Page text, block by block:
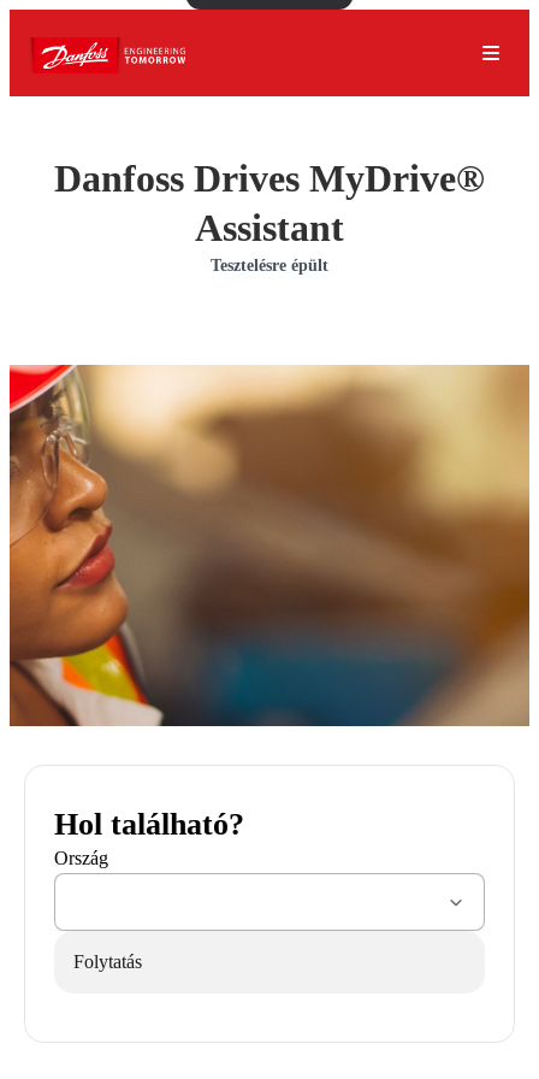
Danfoss Drives MyDrive®
Assistant
Tesztelésre épült
Hol található?
Ország
Folytatás